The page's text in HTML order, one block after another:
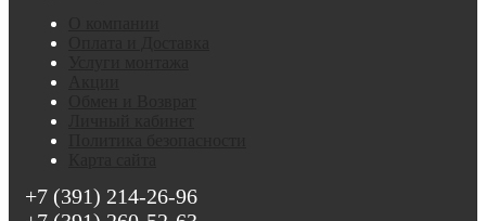
+7 (391) 214-26-96